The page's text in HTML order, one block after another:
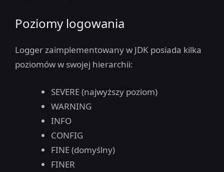
Poziomy logowania
Logger zaimplementowany w JDK posiada kilka
poziomów w swojej hierarchii:
SEVERE (najwyższy poziom)
WARNING
INFO
CONFIG
FINE (domyślny)
FINER